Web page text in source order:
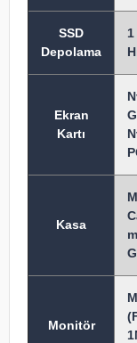
SSD
Depolama
Ekran
Kartı
Kasa
Monitör